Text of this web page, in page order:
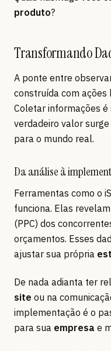
produto?
Transformando
A ponte entre
construída com ações
Coletar informações é
verdadeiro valor
para o mundo real.
Da análise à
Ferramentas como o
funciona. Elas
(PPC) dos
orçamentos. Esses
ajustar sua própria
De nada adianta ter
site ou na
implementação é o
para sua empresa e